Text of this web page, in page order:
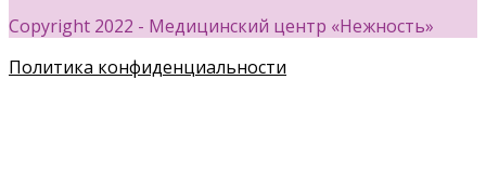
Copyright 2022 - Медицинский центр «Нежность»
Политика конфиденциальности